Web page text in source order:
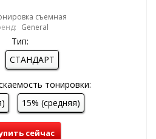
съемная
General
Тип:
СТАНДАРТ
тонировки:
15% (средняя)
сейчас